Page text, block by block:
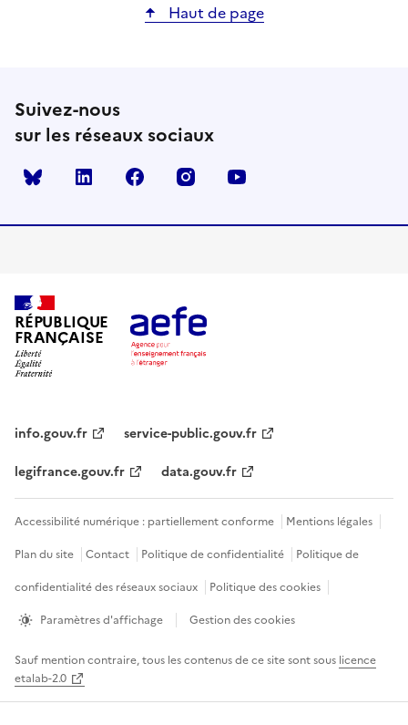
Haut de page
Suivez-nous
sur les réseaux sociaux
Bluesky linkedin facebook instagram
RÉPUBLIQUE
FRANÇAISE
info.gouv.fr
service-public.gouv.fr
legifrance.gouv.fr
data.gouv.fr
Accessibilité numérique : partiellement conforme
Mentions légales
Plan du site
Contact Politique de confidentialité
Politique de
confidentialité des réseaux sociaux
Politique des cookies
Paramètres d'affichage
Gestion des cookies
Sauf mention contraire, tous les contenus de ce site sont sous licence
etalab-2.0